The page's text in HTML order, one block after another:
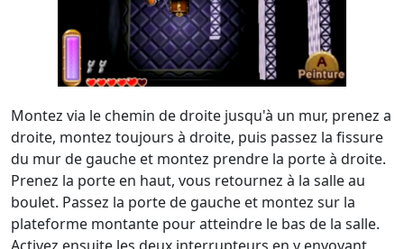
Montez via le chemin de droite jusqu'à un mur, prenez a
droite, montez toujours à droite, puis passez la fissure
du mur de gauche et montez prendre la porte à droite.
Prenez la porte en haut, vous retournez à la salle au
boulet. Passez la porte de gauche et montez sur la
plateforme montante pour atteindre le bas de la salle.